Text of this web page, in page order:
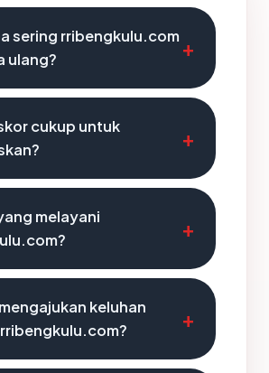
sering rribengkulu.com
ulang?
cukup untuk
melayani
keluhan